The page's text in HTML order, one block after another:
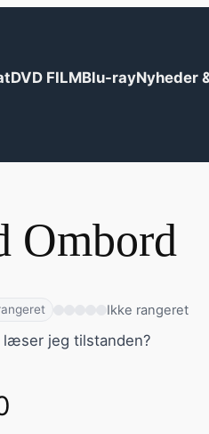
DVD FILMBlu-rayNyheder
Ombord
Ikke rangeret
læser jeg tilstanden?